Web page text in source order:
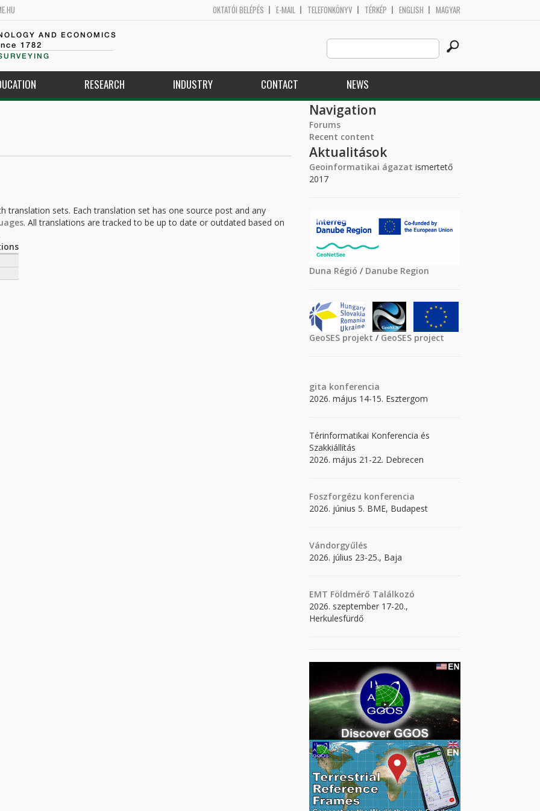
OKTATÓI BELÉPÉS E-MAIL TELEFONKÖNYV TÉRKÉP ENGLISH MAGYAR
AND ECONOMICS
1782
Search
this
site
RESEARCH INDUSTRY CONTACT NEWS
translation sets. Each translation set has one source post and any
. All translations are tracked to be up to date or outdated based on
Navigation
Forums
Recent content
Aktualitások
Geoinformatikai ágazat ismertető
2017
Duna Régió / Danube Region
GeoSES projekt / GeoSES project
gita konferencia
2026. május 14-15. Esztergom
Térinformatikai Konferencia és
Szakkiállítás
2026. május 21-22. Debrecen
Foszforgézu konferencia
2026. június 5. BME, Budapest
Vándorgyűlés
2026. július 23-25., Baja
EMT Földmérő Találkozó
2026. szeptember 17-20.,
Herkulesfürdő